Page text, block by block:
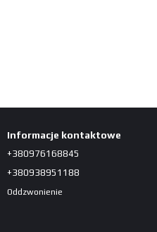
Informacje kontaktowe
+380976168845
+380938951188
Oddzwonienie